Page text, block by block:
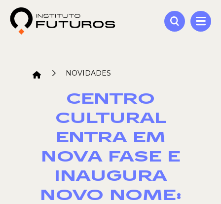
NOVIDADES
CENTRO
CULTURAL
ENTRA EM
NOVA FASE E
INAUGURA
NOVO NOME: